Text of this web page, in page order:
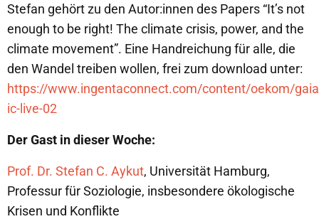
Stefan gehört zu den Autor:innen des Papers “It’s not
enough to be right! The climate crisis, power, and the
climate movement”. Eine Handreichung für alle, die
den Wandel treiben wollen, frei zum download unter:
https://www.ingentaconnect.com/content/oekom/
ic-live-02
Der Gast in dieser Woche:
Prof. Dr. Stefan C. Aykut, Universität Hamburg,
Professur für Soziologie, insbesondere ökologische
Krisen und Konflikte